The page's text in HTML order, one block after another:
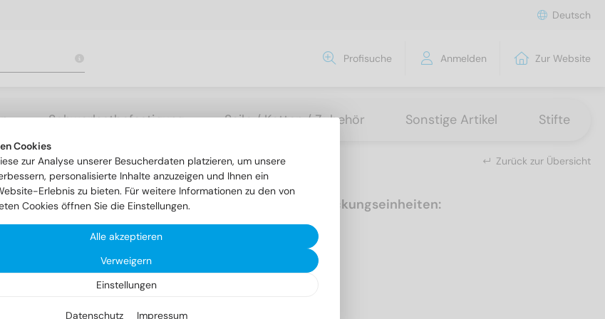
Deutsch
Profisuche Anmelden Zur Website
Schwerlastbefestigung Seile / Ketten / Zubehör Sonstige Artikel Stifte
mit Schlitz DIN 963 A4 M 16X100 Zurück zur Übersicht
Verpackungseinheiten:
10
Cookies
zur Analyse unserer Besucherdaten platzieren, um unsere
personalisierte Inhalte anzuzeigen und Ihnen ein
Erlebnis zu bieten. Für weitere Informationen zu den von
Cookies öffnen Sie die Einstellungen.
Alle akzeptieren
Verweigern
Einstellungen
Datenschutz Impressum